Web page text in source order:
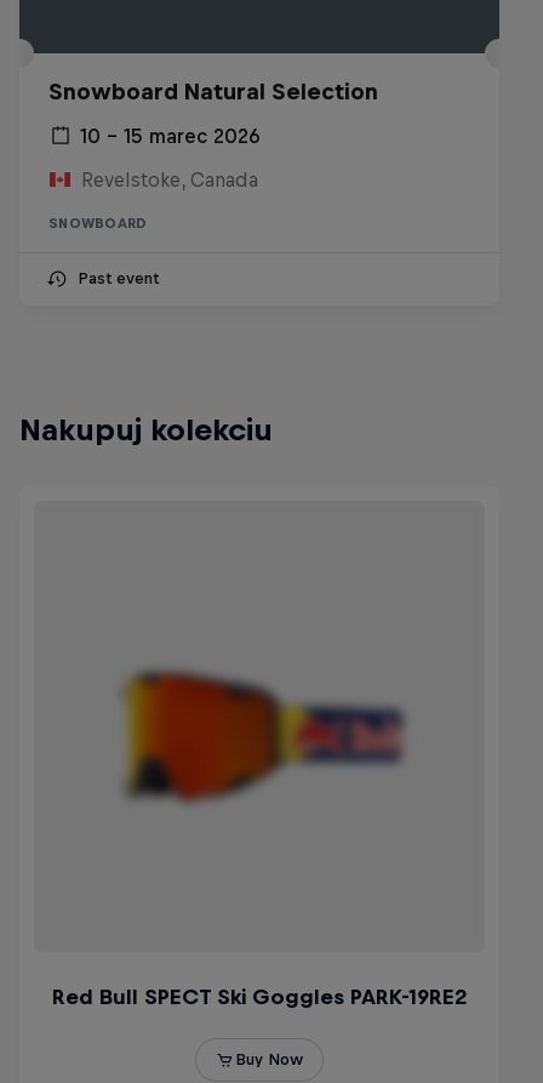
Snowboard Natural Selection
10 – 15 marec 2026
Revelstoke, Canada
SNOWBOARD
Past event
Nakupuj kolekciu